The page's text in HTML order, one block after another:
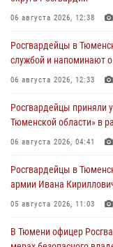
06 августа 2026, 12:38
Росгвардейцы в
службой и напоминают
06 августа 2026, 12:33
Росгвардейцы приняли
Тюменской области» в
06 августа 2026, 04:41
Росгвардейцы в
армии Ивана
05 августа 2026, 11:03
В Тюмени офицер